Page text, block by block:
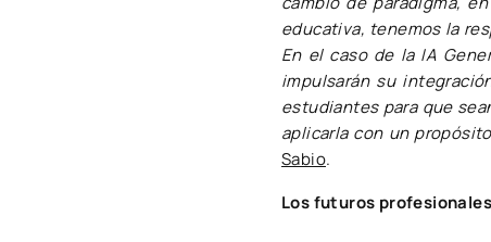
educativa, tenemos la
En el caso de la IA
impulsarán su
estudiantes para que
aplicarla con un
Sabio.
Los futuros